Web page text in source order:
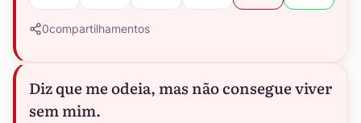
0compartilhamentos
Diz que me odeia, mas não consegue viver
sem mim.